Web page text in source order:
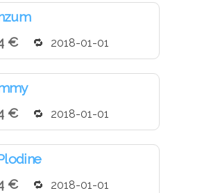
€
2018-01-01
€
2018-01-01
€
2018-01-01